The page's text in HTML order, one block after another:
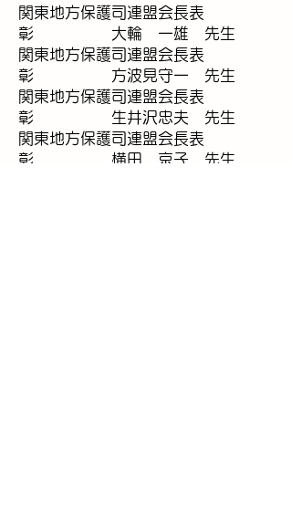
関東地方保護司連盟会長表
彰 大輪 一雄 先生
関東地方保護司連盟会長表
彰 方波見守一 先生
関東地方保護司連盟会長表
彰 生井沢忠夫 先生
関東地方保護司連盟会長表
彰 横田 京子 先生